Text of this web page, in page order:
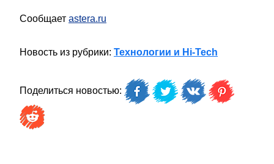
Сообщает astera.ru
Новость из рубрики: Технологии и Hi-Tech
Поделиться новостью: